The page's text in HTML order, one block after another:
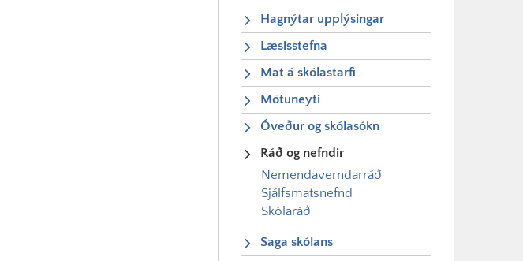
Hagnýtar upplýsingar
Læsisstefna
Mat á skólastarfi
Mötuneyti
Óveður og skólasókn
Ráð og nefndir
Nemendaverndarráð
Sjálfsmatsnefnd
Skólaráð
Saga skólans